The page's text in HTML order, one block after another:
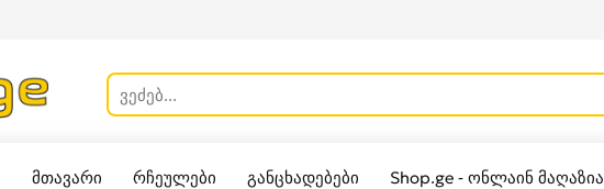
მთავარი რჩეულები განცხადებები Shop.ge - ონლაინ მაღაზია